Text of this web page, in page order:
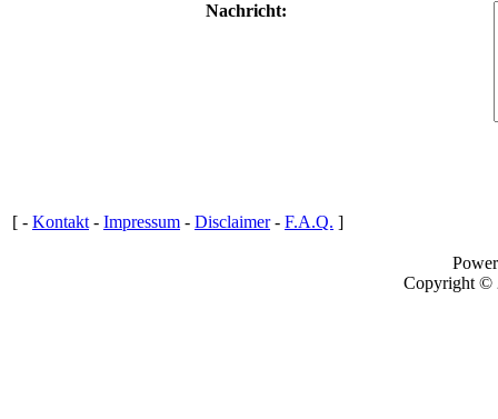
Nachricht:
[ - Kontakt- Impressum - Disclaimer- F.A.Q. ]
Copyright ©